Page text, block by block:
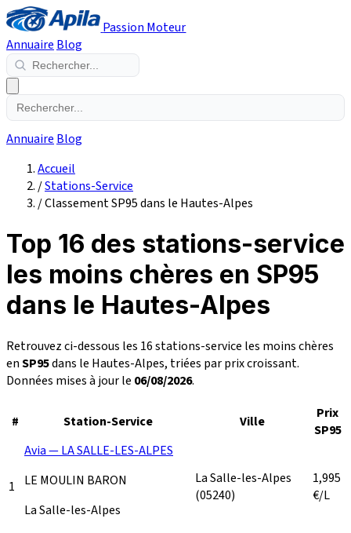
Passion Moteur
Annuaire Blog
Annuaire Blog
Accueil
/Stations-Service
/Classement SP95 dans le Hautes-Alpes
Top 16 des stations-service
les moins chères en SP95
dans le Hautes-Alpes
Retrouvez ci-dessous les 16 stations-service les moins chères
enSP95dans le Hautes-Alpes, triées par prix croissant.
Données mises à jour le 06/08/2026.
# Station-Service Ville
Prix
SP95
1
Avia — LA SALLE-LES-ALPES
LE MOULIN BARON
La Salle-les-Alpes
La Salle-les-Alpes
(05240)
1,995
€/L